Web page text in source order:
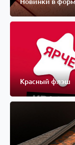
Новинки в
Красный флэш